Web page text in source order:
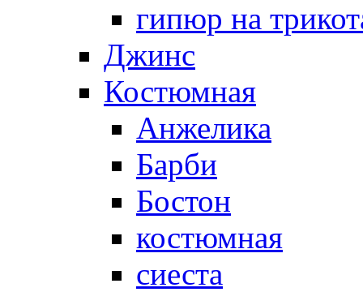
гипюр на
Джинс
Костюмная
Анжелика
Барби
Бостон
костюмная
сиеста